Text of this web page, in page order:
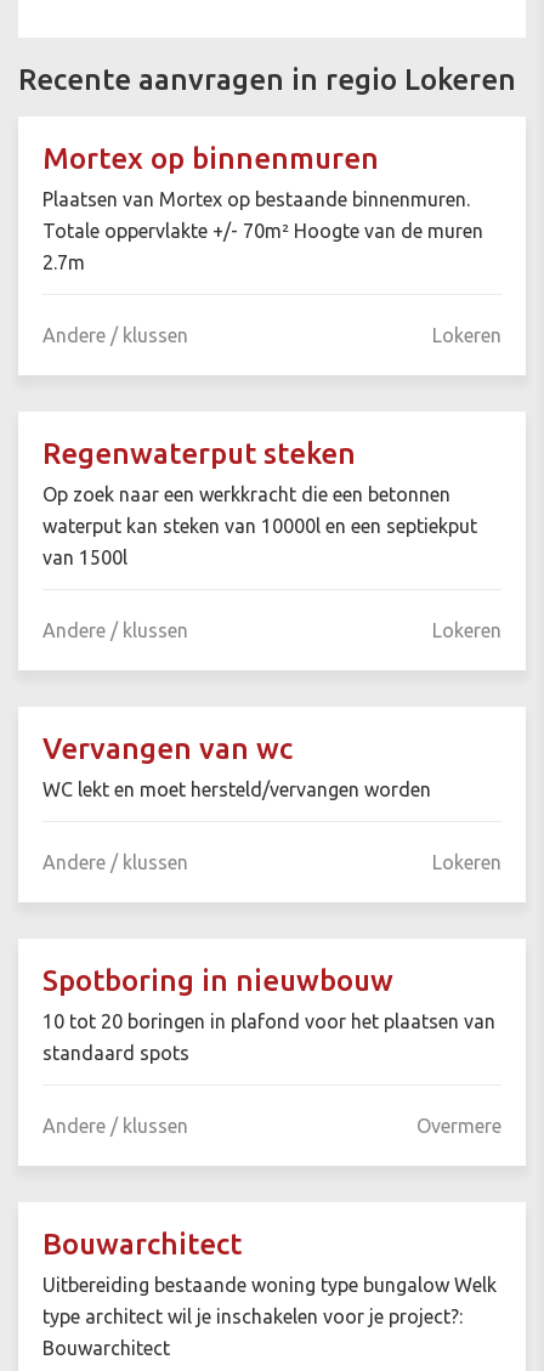
Recente aanvragen in regio Lokeren
Mortex op binnenmuren
Plaatsen van Mortex op bestaande binnenmuren.
Totale oppervlakte +/- 70m² Hoogte van de muren
2.7m
Andere / klussen Lokeren
Regenwaterput steken
Op zoek naar een werkkracht die een betonnen
waterput kan steken van 10000l en een septiekput
van 1500l
Andere / klussen Lokeren
Vervangen van wc
WC lekt en moet hersteld/vervangen worden
Andere / klussen Lokeren
Spotboring in nieuwbouw
10 tot 20 boringen in plafond voor het plaatsen van
standaard spots
Andere / klussen Overmere
Bouwarchitect
Uitbereiding bestaande woning type bungalow Welk
type architect wil je inschakelen voor je project?:
Bouwarchitect